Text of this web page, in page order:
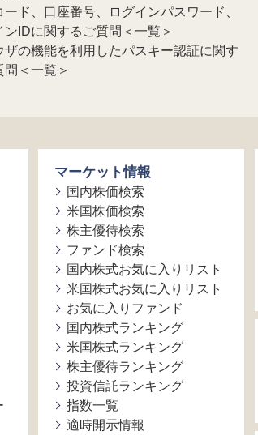
ード、口座番号、ログインパスワード、
ンIDに関するご質問＜一覧＞
ザの機能を利用したパスキー認証に関す
問＜一覧＞
マーケット情報
国内株価検索
米国株価検索
株主優待検索
ファンド検索
国内株式お気に入りリスト
米国株式お気に入りリスト
お気に入りファンド
国内株式ランキング
米国株式ランキング
株主優待ランキング
投資信託ランキング
指数一覧
適時開示情報